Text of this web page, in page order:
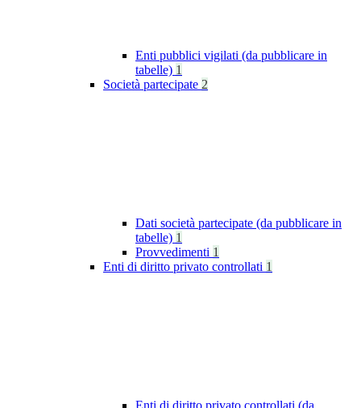
Enti pubblici vigilati (da pubblicare in
tabelle) 1
Società partecipate 2
Dati società partecipate (da pubblicare in
tabelle) 1
Provvedimenti 1
Enti di diritto privato controllati 1